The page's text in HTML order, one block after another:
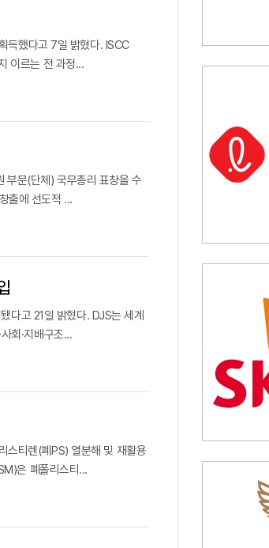
득했다고 7일 밝혔다. ISCC
이르는 전 과정...
부문(단체) 국무총리 표창을 수
출에 선도적 ...
다고 21일 밝혔다. DJS는 세계
회·지배구조...
스티렌(폐PS) 열분해 및 재활용
은 폐폴리스티...